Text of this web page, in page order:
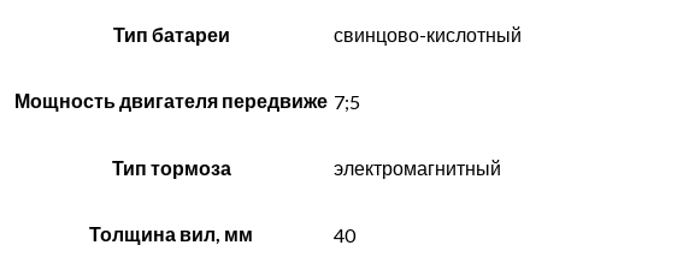
Тип батареи свинцово-кислотный
Мощность двигателя передвиже 7;5
Тип тормоза электромагнитный
Толщина вил, мм 40